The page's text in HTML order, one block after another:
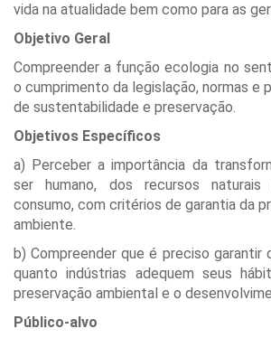
vida na atualidade bem como para as
Objetivo Geral
Compreender a função ecologia no
o cumprimento da legislação, normas e
de sustentabilidade e preservação.
Objetivos Específicos
a) Perceber a importância da
ser humano, dos recursos
consumo, com critérios de garantia da
ambiente.
b) Compreender que é preciso garantir
quanto indústrias adequem seus
preservação ambiental e o
Público-alvo